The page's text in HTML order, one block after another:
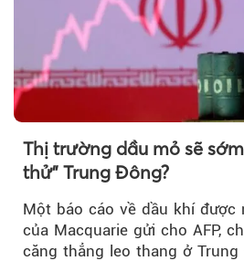
Thị trường dầu mỏ sẽ
thử" Trung Đông?
Một báo cáo về dầu khí được
của Macquarie gửi cho AFP,
căng thẳng leo thang ở